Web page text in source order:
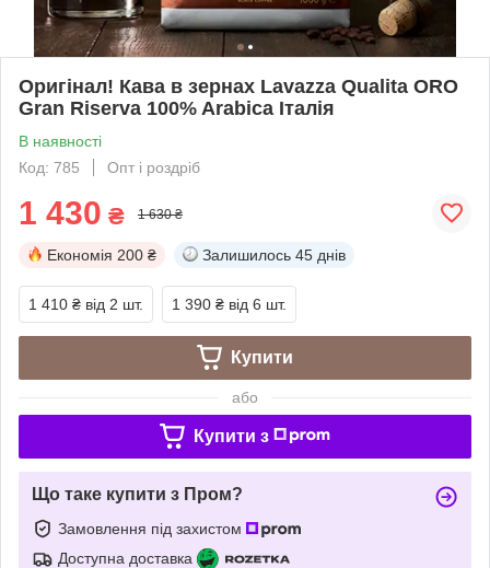
Оригінал! Кава в зернах Lavazza Qualita ORO
Gran Riserva 100% Arabica Італія
В наявності
Код: 785
Опт і роздріб
1 430 ₴ 1 630 ₴
Економія 200 ₴ Залишилось 45 днів
1 410 ₴ від 2 шт. 1 390 ₴ від 6 шт.
Купити
або
Купити з
Що таке купити з Пром?
Замовлення під захистом
Доступна доставка